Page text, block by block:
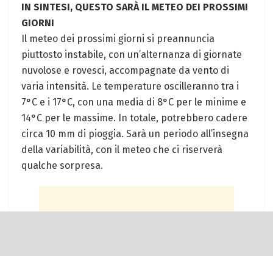
IN SINTESI, QUESTO SARÀ IL METEO DEI PROSSIMI
GIORNI
Il meteo dei⁤ prossimi giorni​ si preannuncia
piuttosto instabile, con‌ un’alternanza di ‌giornate
nuvolose e rovesci, accompagnate‌ da vento di‍
varia⁣ intensità. Le temperature oscilleranno tra​ i
7°C e i 17°C, con una media di 8°C per le minime e
14°C per le massime. In‌ totale, potrebbero cadere
circa‍ 10 mm di pioggia. Sarà un periodo all’insegna
della variabilità, con il meteo che ci riserverà
qualche ⁢sorpresa.